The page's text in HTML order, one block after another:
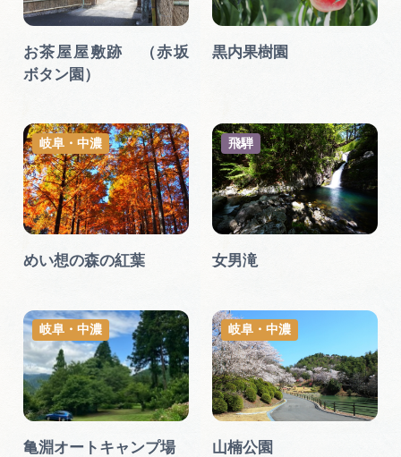
お茶屋屋敷跡 （赤坂
ボタン園）
黒内果樹園
めい想の森の紅葉
岐阜・中濃
女男滝
飛騨
亀淵オートキャンプ場
岐阜・中濃
山楠公園
岐阜・中濃